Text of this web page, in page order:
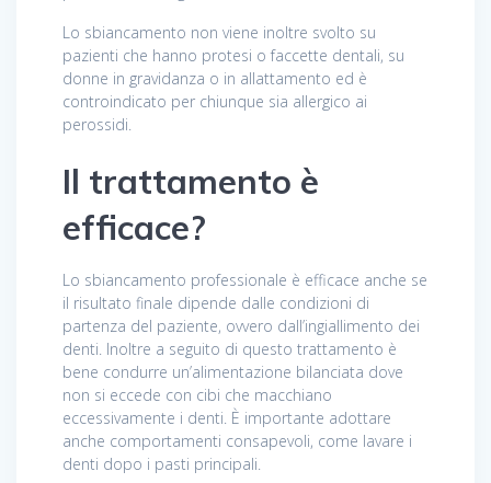
Lo sbiancamento non viene inoltre svolto su
pazienti che hanno protesi o faccette dentali, su
donne in gravidanza o in allattamento ed è
controindicato per chiunque sia allergico ai
perossidi.
Il trattamento è
efficace?
Lo sbiancamento professionale è efficace anche se
il risultato finale dipende dalle condizioni di
partenza del paziente, ovvero dall’ingiallimento dei
denti. Inoltre a seguito di questo trattamento è
bene condurre un’alimentazione bilanciata dove
non si eccede con cibi che macchiano
eccessivamente i denti. È importante adottare
anche comportamenti consapevoli, come lavare i
denti dopo i pasti principali.